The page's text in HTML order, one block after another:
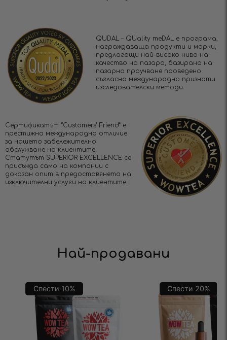
QUDAL – QUality meDAL е програма,
награждаваща продукти и марки,
предлагащи най-високо ниво на
качество на пазара, базирана на
пазарно проучване проведено
съгласно международно признати
изследователски методи.
Сертификатът “Customers’ Friend” е
престижно международно отличие
за нашето забележително
обслужване на клиентите.
Статутът SUPERIOR EXCELLENCE се
присъжда само на компании с
доказан опит в предоставянето на
изключителни услуги на клиентите.
Най-продавани
Спести 10% Спести 20%